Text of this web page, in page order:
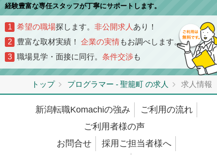
経験豊富な専任スタッフが丁寧にサポートします。
1 希望の職場探します。 非公開求人 あり！
2
豊富な取材実績！ 企業の実情もお調べします。
3
職場見学・面接に同行。 条件交渉も
トップ プログラマー - 聖籠町 の求人 求人情報
新潟転職Komachiの強み
ご利用の流れ
ご利用者様の声
お問合せ
採用ご担当者様へ